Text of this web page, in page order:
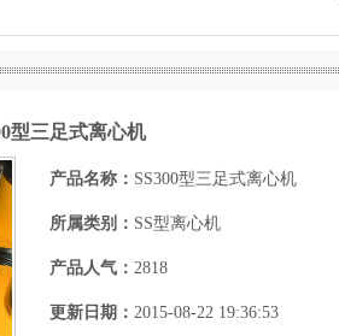
型三足式离心机
产品名称： SS300型三足式离心机
所属类别： SS型离心机
产品人气： 2818
更新日期： 2015-08-22 19:36:53